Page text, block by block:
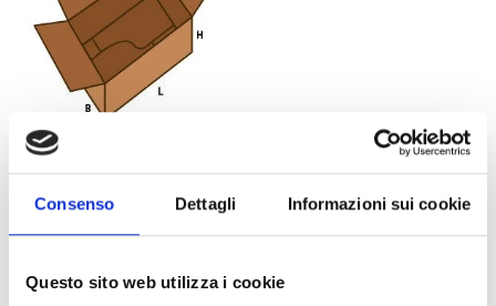
Consenso Dettagli Informazioni sui cookie
Questo sito web utilizza i cookie